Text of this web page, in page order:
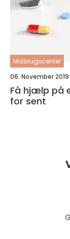
Misbrugscenter
06. November 2019
Få hjælp på
for sent